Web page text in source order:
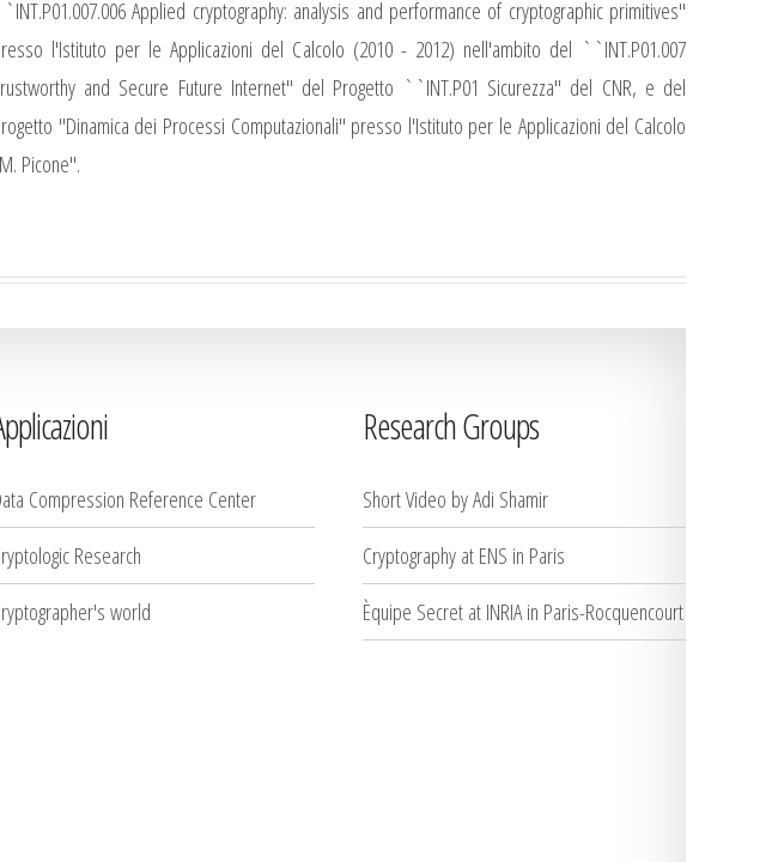
Applied cryptography: analysis and performance of cryptographic primitives''
l'Istituto per le Applicazioni del Calcolo (2010 - 2012) nell'ambito del ``INT.P01.007
and Secure Future Internet'' del Progetto ``INT.P01 Sicurezza'' del CNR, e del
"Dinamica dei Processi Computazionali" presso l'Istituto per le Applicazioni del Calcolo
Picone".
Compression Reference Center
Research
world
Research Groups
Short Video by Adi Shamir
Cryptography at ENS in Paris
Èquipe Secret at INRIA in Paris-Rocquencourt